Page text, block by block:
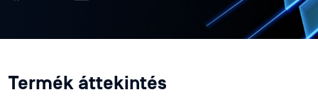
Termék áttekintés